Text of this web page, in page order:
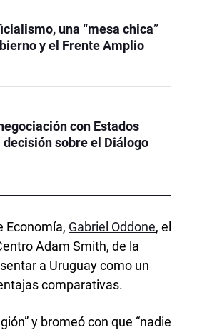
una “mesa chica”
y el Frente Amplio
con Estados
sobre el Diálogo
Economía, Gabriel Oddone, el
Adam Smith, de la
a Uruguay como un
comparativas.
y bromeó con que “nadie